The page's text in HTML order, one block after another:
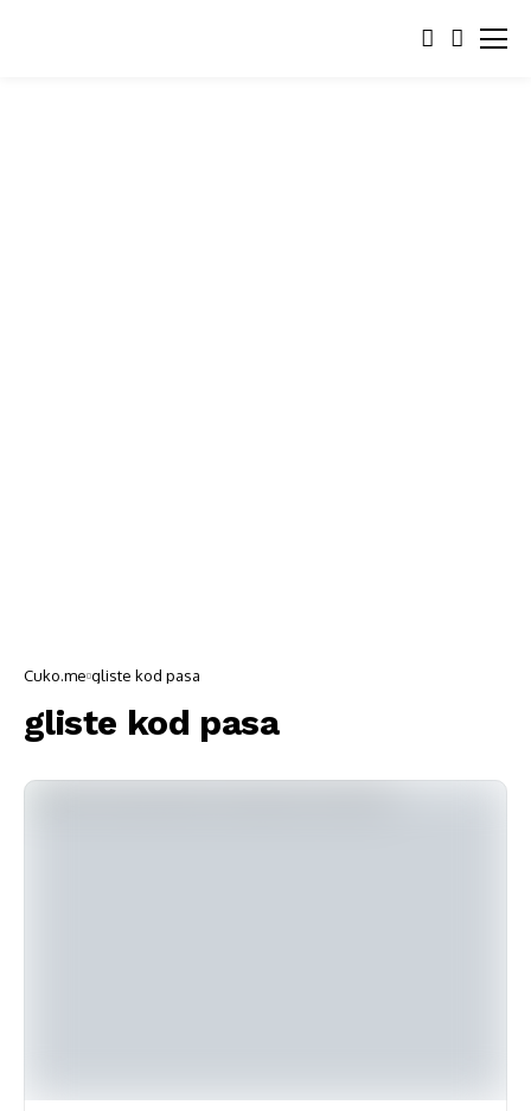
Cuko.me gliste kod pasa
gliste kod pasa